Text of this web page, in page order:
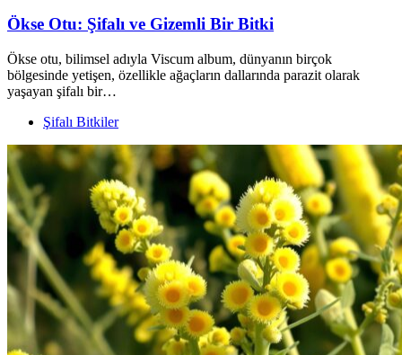
Ökse Otu: Şifalı ve Gizemli Bir Bitki
Ökse otu, bilimsel adıyla Viscum album, dünyanın birçok
bölgesinde yetişen, özellikle ağaçların dallarında parazit olarak
yaşayan şifalı bir…
Şifalı Bitkiler